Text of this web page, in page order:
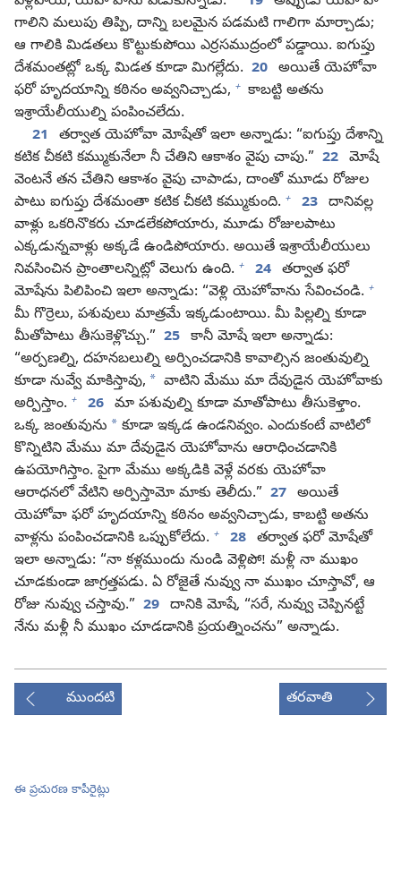
గాలిని మలుపు తిప్పి, దాన్ని బలమైన పడమటి గాలిగా మార్చాడు;
ఆ గాలికి మిడతలు కొట్టుకుపోయి ఎర్రసముద్రంలో పడ్డాయి. ఐగుప్తు
దేశమంతట్లో ఒక్క మిడత కూడా మిగల్లేదు. 20 అయితే యెహోవా
ఫరో హృదయాన్ని కఠినం అవ్వనిచ్చాడు, + కాబట్టి అతను
ఇశ్రాయేలీయుల్ని పంపించలేదు.
21
తర్వాత యెహోవా మోషేతో ఇలా అన్నాడు: “ఐగుప్తు దేశాన్ని
కటిక చీకటి కమ్ముకునేలా నీ చేతిని ఆకాశం వైపు చాపు.” 22 మోషే
వెంటనే తన చేతిని ఆకాశం వైపు చాపాడు, దాంతో మూడు రోజుల
పాటు ఐగుప్తు దేశమంతా కటిక చీకటి కమ్ముకుంది. + 23 దానివల్ల
వాళ్లు ఒకరినొకరు చూడలేకపోయారు, మూడు రోజులపాటు
ఎక్కడున్నవాళ్లు అక్కడే ఉండిపోయారు. అయితే ఇశ్రాయేలీయులు
నివసించిన ప్రాంతాలన్నిట్లో వెలుగు ఉంది. + 24 తర్వాత ఫరో
మోషేను పిలిపించి ఇలా అన్నాడు: “వెళ్లి యెహోవాను సేవించండి. +
మీ గొర్రెలు, పశువులు మాత్రమే ఇక్కడుంటాయి. మీ పిల్లల్ని కూడా
మీతోపాటు తీసుకెళ్లొచ్చు.” 25 కానీ మోషే ఇలా అన్నాడు:
“అర్పణల్ని, దహనబలుల్ని అర్పించడానికి కావాల్సిన జంతువుల్ని
కూడా నువ్వే మాకిస్తావు, * వాటిని మేము మా దేవుడైన యెహోవాకు
అర్పిస్తాం. + 26 మా పశువుల్ని కూడా మాతోపాటు తీసుకెళ్తాం.
ఒక్క జంతువును * కూడా ఇక్కడ ఉండనివ్వం. ఎందుకంటే వాటిలో
కొన్నిటిని మేము మా దేవుడైన యెహోవాను ఆరాధించడానికి
ఉపయోగిస్తాం. పైగా మేము అక్కడికి వెళ్లే వరకు యెహోవా
ఆరాధనలో వేటిని అర్పిస్తామో మాకు తెలీదు.” 27 అయితే
యెహోవా ఫరో హృదయాన్ని కఠినం అవ్వనిచ్చాడు, కాబట్టి అతను
వాళ్లను పంపించడానికి ఒప్పుకోలేదు. + 28 తర్వాత ఫరో మోషేతో
ఇలా అన్నాడు: “నా కళ్లముందు నుండి వెళ్లిపో! మళ్లీ నా ముఖం
చూడకుండా జాగ్రత్తపడు. ఏ రోజైతే నువ్వు నా ముఖం చూస్తావో, ఆ
రోజు నువ్వు చస్తావు.” 29 దానికి మోషే, “సరే, నువ్వు చెప్పినట్టే
నేను మళ్లీ నీ ముఖం చూడడానికి ప్రయత్నించను” అన్నాడు.
ముందటి తరవాతి
ఈ ప్రచురణ కాపీరైట్లు